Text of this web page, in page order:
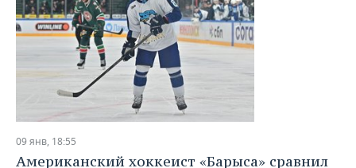
09 янв, 18:55
Американский хоккеист «Барыса» сравнил